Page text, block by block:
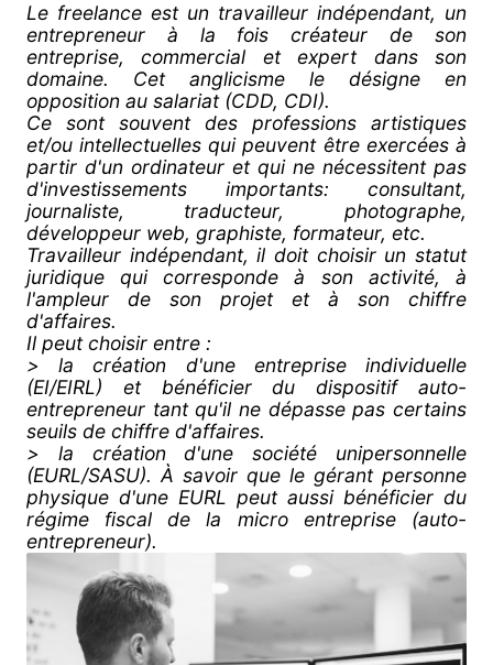
Le freelance est un travailleur indépendant, un
entrepreneur à la fois créateur de son
entreprise, commercial et expert dans son
domaine. Cet anglicisme le désigne en
opposition au salariat (CDD, CDI).
Ce sont souvent des professions artistiques
et/ou intellectuelles qui peuvent être exercées à
partir d'un ordinateur et qui ne nécessitent pas
d'investissements importants: consultant,
journaliste, traducteur, photographe,
développeur web, graphiste, formateur, etc.
Travailleur indépendant, il doit choisir un statut
juridique qui corresponde à son activité, à
l'ampleur de son projet et à son chiffre
d'affaires.
Il peut choisir entre :
> la création d'une entreprise individuelle
(EI/EIRL) et bénéficier du dispositif auto-
entrepreneur tant qu'il ne dépasse pas certains
seuils de chiffre d'affaires.
> la création d'une société unipersonnelle
(EURL/SASU). À savoir que le gérant personne
physique d'une EURL peut aussi bénéficier du
régime fiscal de la micro entreprise (auto-
entrepreneur).